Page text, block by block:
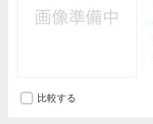
比較する